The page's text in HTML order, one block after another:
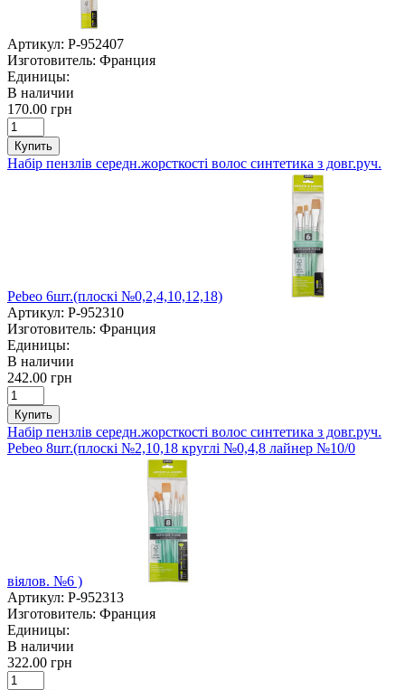
Артикул: P-952407
Изготовитель: Франция
Единицы:
В наличии
170.00 грн
Купить
Набір пензлів середн.жорсткості волос синтетика з довг.руч.
Pebeo 6шт.(плоскі №0,2,4,10,12,18)
Артикул: P-952310
Изготовитель: Франция
Единицы:
В наличии
242.00 грн
Купить
Набір пензлів середн.жорсткості волос синтетика з довг.руч.
Pebeo 8шт.(плоскі №2,10,18 круглі №0,4,8 лайнер №10/0
віялов. №6 )
Артикул: P-952313
Изготовитель: Франция
Единицы:
В наличии
322.00 грн